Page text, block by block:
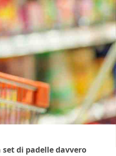
di padelle davvero